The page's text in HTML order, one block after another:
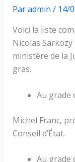
Paradmin / 14/
Voici la liste
Nicolas
ministère de la
gras.
Au grade
Michel Franc,
Conseil d’État.
Au grade